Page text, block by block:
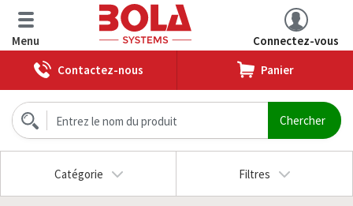
Menu
Connectez-vous
Contactez-nous
Panier
Catégorie Filtres